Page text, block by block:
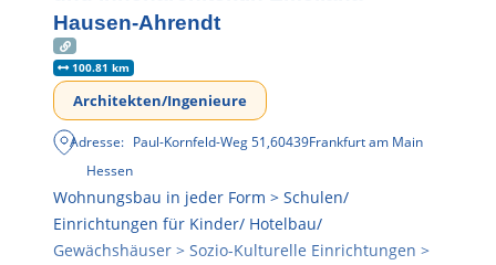
Hausen-Ahrendt
100.81 km
Architekten/Ingenieure
Adresse: Paul-Kornfeld-Weg 51,60439Frankfurt am Main
Hessen
Wohnungsbau in jeder Form > Schulen/
Einrichtungen für Kinder/ Hotelbau/
Gewächshäuser > Sozio-Kulturelle Einrichtungen >